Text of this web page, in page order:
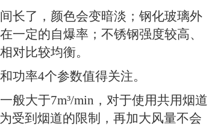
长了，颜色会变暗淡；钢化玻璃外
一定的自爆率；不锈钢强度较高、
对比较均衡。
功率4个参数值得关注。
般大于7m³/min ，对于使用共用烟道
为受到烟道的限制，再加大风量不会